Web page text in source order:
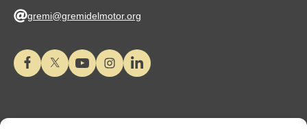
gremi@gremidelmotor.org